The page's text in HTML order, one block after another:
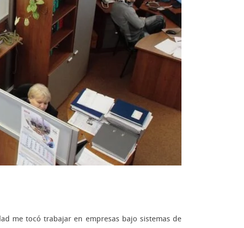
me tocó trabajar en empresas bajo sistemas de